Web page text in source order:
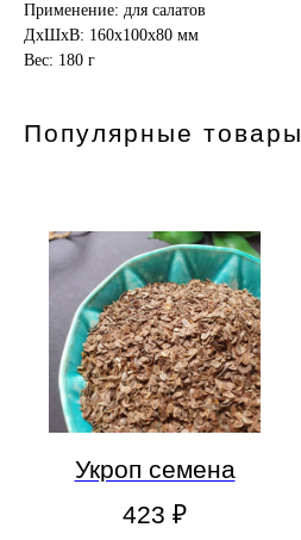
Применение: для салатов
ДxШxВ: 160x100x80 мм
Вес: 180 г
Популярные товары
Укроп семена
423 ₽